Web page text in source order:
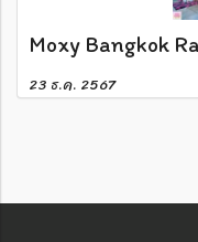
Moxy Bangkok
23 ธ.ค. 2567